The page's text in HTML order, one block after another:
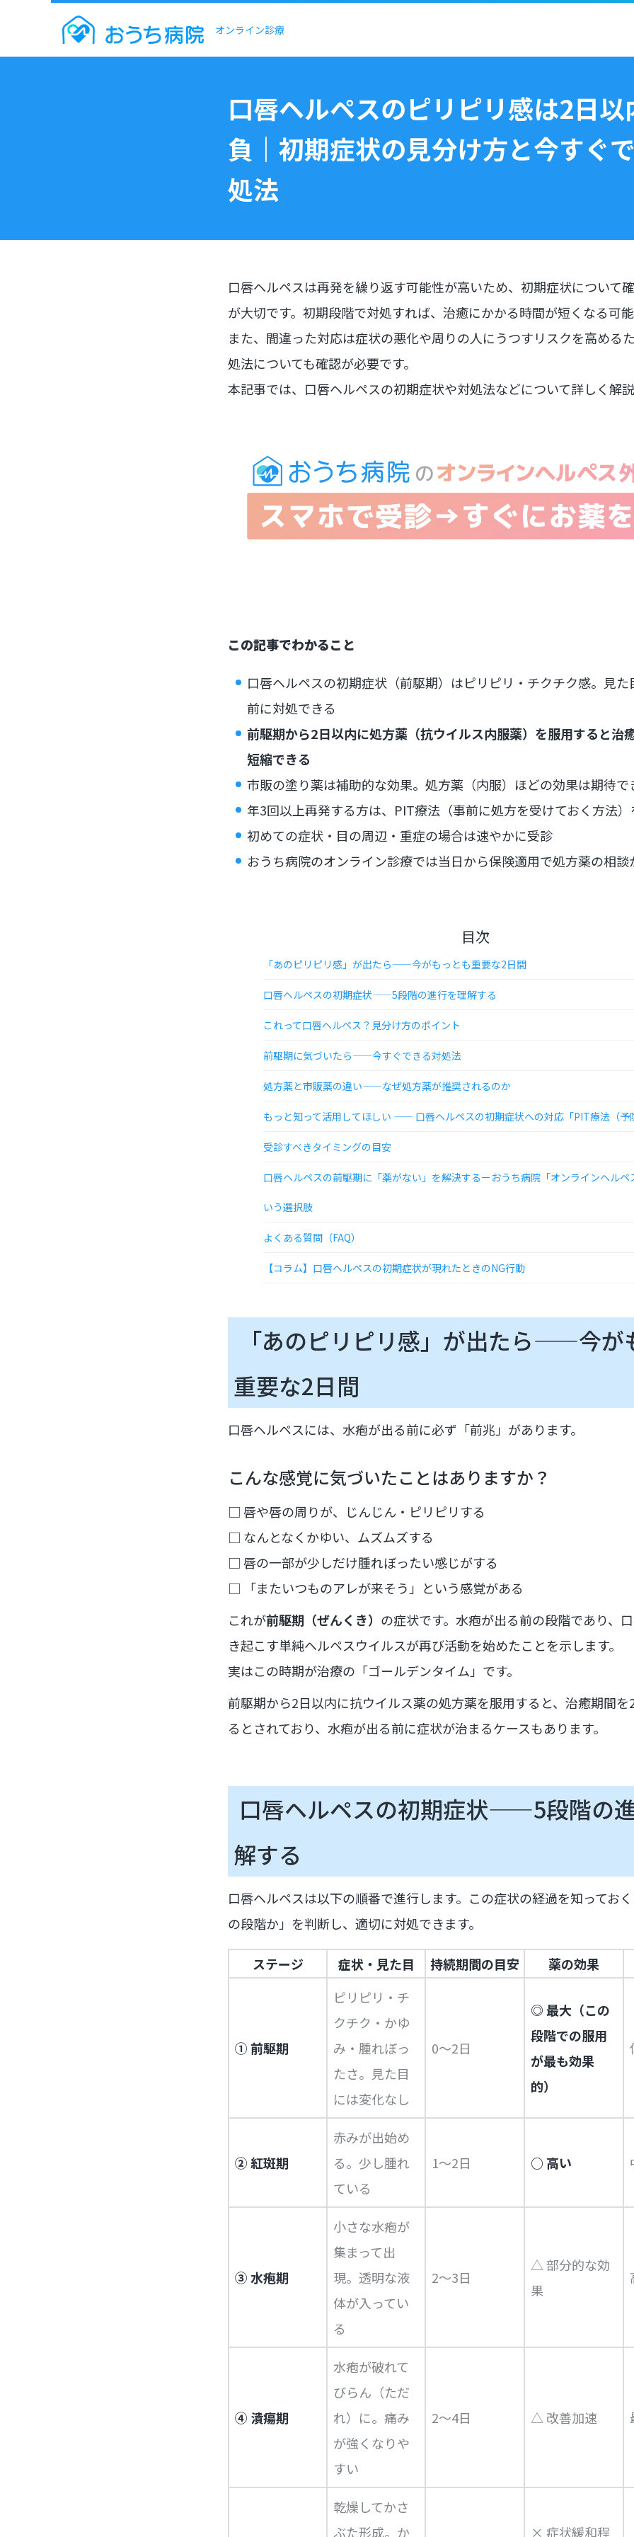
オンライン診療
口唇ヘルペスのピリピリ感は2日以
負｜初期症状の見分け方と今すぐ
処法
口唇ヘルペスは再発を繰り返す可能性が高いため、初期症状について
が大切です。初期段階で対処すれば、治癒にかかる時間が短くなる可
また、間違った対応は症状の悪化や周りの人にうつすリスクを高める
処法についても確認が必要です。
本記事では、口唇ヘルペスの初期症状や対処法などについて詳しく解
この記事でわかること
口唇ヘルペスの初期症状（前駆期）はピリピリ・チクチク感。見
前に対処できる
前駆期から2日以内に処方薬（抗ウイルス内服薬）を服用すると治
短縮できる
市販の塗り薬は補助的な効果。処方薬（内服）ほどの効果は期待で
年3回以上再発する方は、PIT療法（事前に処方を受けておく方法
初めての症状・目の周辺・重症の場合は速やかに受診
おうち病院のオンライン診療では当日から保険適用で処方薬の相談
目次
「あのピリピリ感」が出たら——今がもっとも重要な2日間
口唇ヘルペスの初期症状——5段階の進行を理解する
これって口唇ヘルペス？見分け方のポイント
前駆期に気づいたら——今すぐできる対処法
処方薬と市販薬の違い——なぜ処方薬が推奨されるのか
もっと知って活用してほしい —— 口唇ヘルペスの初期症状への対応「PIT療法（予
受診すべきタイミングの目安
口唇ヘルペスの前駆期に「薬がない」を解決するーおうち病院「オンラインヘルペ
いう選択肢
よくある質問（FAQ）
【コラム】口唇ヘルペスの初期症状が現れたときのNG行動
「あのピリピリ感」が出たら——今が
重要な2日間
口唇ヘルペスには、水疱が出る前に必ず「前兆」があります。
こんな感覚に気づいたことはありますか？
□ 唇や唇の周りが、じんじん・ピリピリする
□ なんとなくかゆい、ムズムズする
□ 唇の一部が少しだけ腫れぼったい感じがする
□ 「またいつものアレが来そう」という感覚がある
これが前駆期（ぜんくき） の症状です。水疱が出る前の段階であり、
き起こす単純ヘルペスウイルスが再び活動を始めたことを示します。
実はこの時期が治療の「ゴールデンタイム」です。
前駆期から2日以内に抗ウイルス薬の処方薬を服用すると、治癒期間
るとされており、水疱が出る前に症状が治まるケースもあります。
口唇ヘルペスの初期症状——5段階の
解する
口唇ヘルペスは以下の順番で進行します。この症状の経過を知ってお
の段階か」を判断し、適切に対処できます。
ステージ 症状・見た目 持続期間の目安 薬の効果
① 前駆期
ピリピリ・チ
クチク・かゆ
み・腫れぼっ
たさ。見た目
には変化なし
0〜2日
◎ 最大（この
段階での服用
が最も効果
的）
② 紅斑期
赤みが出始め
る。少し腫れ
ている
1〜2日 ○ 高い
③ 水疱期
小さな水疱が
集まって出
現。透明な液
体が入ってい
る
2〜3日
△ 部分的な効
果
④ 潰瘍期
水疱が破れて
びらん（ただ
れ）に。痛み
が強くなりや
すい
2〜4日 △ 改善加速
乾燥してかさ
ぶた形成。か
× 症状緩和程